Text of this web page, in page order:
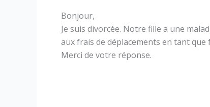
Bonjour,
Je suis divorcée. Notre fille a une
aux frais de déplacements en tant
Merci de votre réponse.